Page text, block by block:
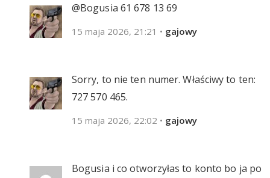
@Bogusia ‪61 678 13 69‬
15 maja 2026, 21:21 • gajowy
Sorry, to nie ten numer. Właściwy to ten:
727 570 465.
15 maja 2026, 22:02 • gajowy
Bogusia i co otworzyłas to konto bo ja po